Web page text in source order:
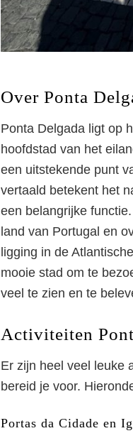
Over Ponta
Ponta Delgada ligt op
hoofdstad van het
een uitstekende punt
vertaald betekent het
een belangrijke
land van Portugal en
ligging in de
mooie stad om te
veel te zien en te
Activiteiten
Er zijn heel veel leuke
bereid je voor.
Portas da Cidade en